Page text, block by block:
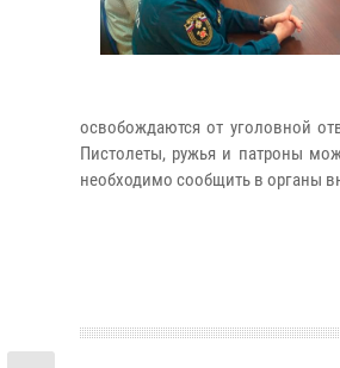
освобождаются от уголовной
Пистолеты, ружья и патроны
необходимо сообщить в органы